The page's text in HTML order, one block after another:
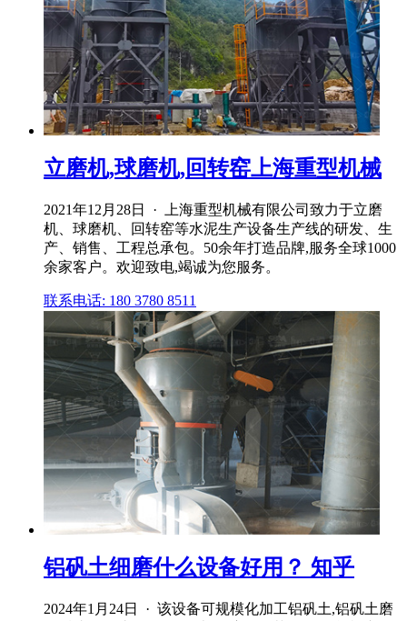
立磨机,球磨机,回转窑上海重型机械
2021年12月28日 · 上海重型机械有限公司致力于立磨
机、球磨机、回转窑等水泥生产设备生产线的研发、生
产、销售、工程总承包。50余年打造品牌,服务全球1000
余家客户。欢迎致电,竭诚为您服务。
联系电话: 180 3780 8511
铝矾土细磨什么设备好用？ 知乎
2024年1月24日 · 该设备可规模化加工铝矾土,铝矾土磨